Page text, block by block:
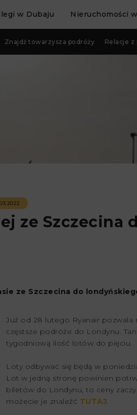
w Dubaju Nieruchomości
Znajdź towarzysza podróży Relacje z
ze Szczecina
ze Szczecina do
Już od 28 lutego Ryanair
częstsze podróże do Londynu.
tygodniową ilość lotów do pięciu.
Loty odbywać się będą w
Lot w jedną stronę powinien
biletów do Londynu, to ceny
możecie je znaleźć TUTAJ.